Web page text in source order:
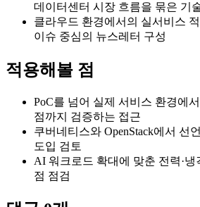
데이터센터 시장 흐름을 묶은 기
클라우드 환경에서의 실서비스
이슈 중심의 뉴스레터 구성
적용해볼 점
PoC를 넘어 실제 서비스 환경에
점까지 검증하는 접근
쿠버네티스와 OpenStack에서 선
도입 검토
AI 워크로드 확대에 맞춘 전력·냉
점 점검